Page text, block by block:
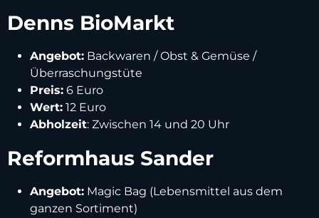
Denns BioMarkt
Angebot: Backwaren / Obst & Gemüse /
Überraschungstüte
Preis: 6 Euro
Wert: 12 Euro
Abholzeit: Zwischen 14 und 20 Uhr
Reformhaus Sander
Angebot: Magic Bag (Lebensmittel aus dem
ganzen Sortiment)